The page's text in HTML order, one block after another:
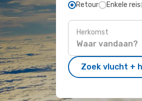
Retour Enkele reis
Herkomst
Zoek vlucht +